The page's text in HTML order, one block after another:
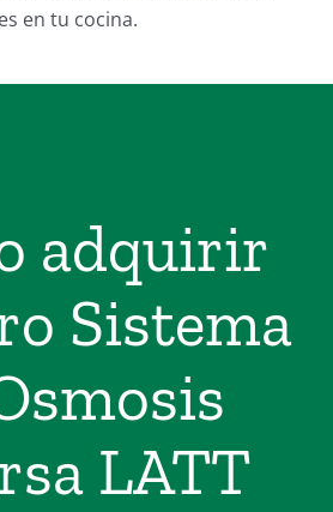
en tu cocina.
adquirir
Sistema
LATT